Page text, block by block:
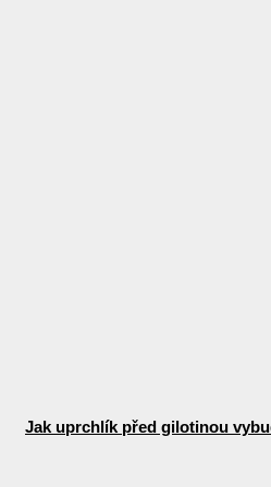
Jak uprchlík před gilotinou